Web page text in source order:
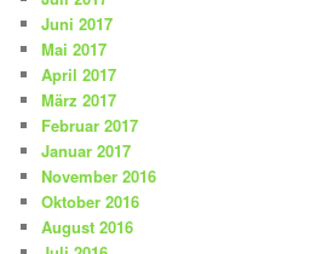
Juni 2017
Mai 2017
April 2017
März 2017
Februar 2017
Januar 2017
November 2016
Oktober 2016
August 2016